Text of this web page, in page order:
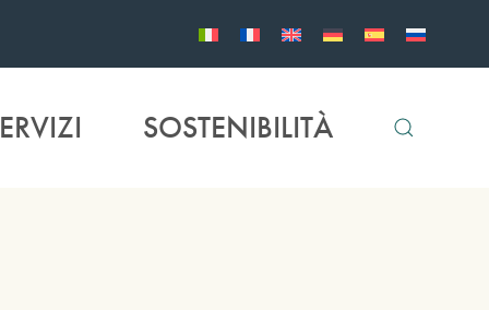
SOSTENIBILITÀ